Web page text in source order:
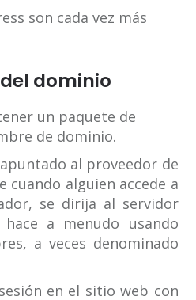
son cada vez más
dominio
un paquete de
de dominio.
al proveedor de
cuando alguien accede a
se dirija al servidor
a menudo usando
a veces denominado
en el sitio web con